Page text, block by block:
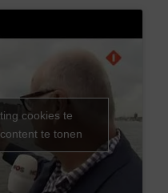
cookies te
te tonen